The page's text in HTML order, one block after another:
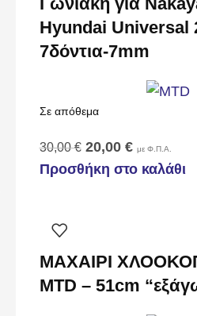
Hyundai Universal
7δόντια-7mm
Σε απόθεμα
30,00€ 20,00 € με Φ.Π.Α.
Προσθήκη στο καλάθι
ΜΑΧΑΙΡΙ
MTD – 51cm